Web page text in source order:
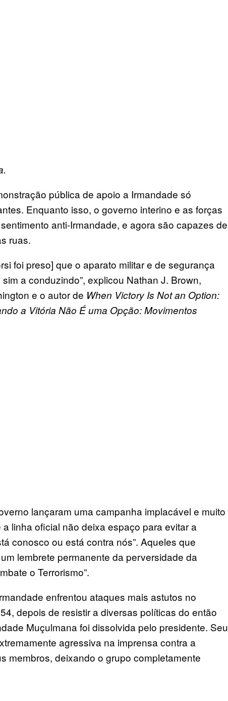
pública de apoio a Irmandade só
Enquanto isso, o governo interino e as forças
anti-Irmandade, e agora são capazes de
ruas.
foi preso] que o aparato militar e de segurança
a conduzindo”, explicou Nathan J. Brown,
e o autor de When Victory Is Not an Option:
a Vitória Não É uma Opção: Movimentos
lançaram uma campanha implacável e muito
linha oficial não deixa espaço para evitar a
conosco ou está contra nós”. Aqueles que
lembrete permanente da perversidade da
o Terrorismo”.
enfrentou ataques mais astutos no
depois de resistir a diversas políticas do então
Muçulmana foi dissolvida pelo presidente. Seu
agressiva na imprensa contra a
membros, deixando o grupo completamente